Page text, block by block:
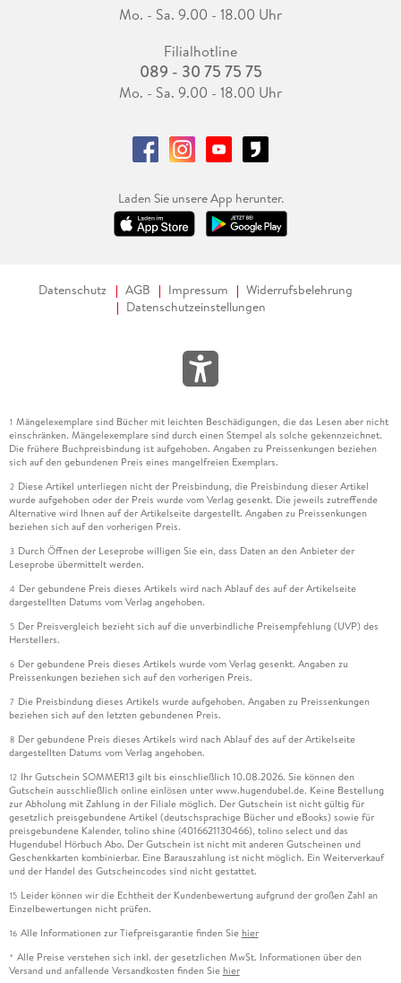
Mo. - Sa. 9.00 - 18.00 Uhr
Filialhotline
089 - 30 75 75 75
Mo. - Sa. 9.00 - 18.00 Uhr
Laden Sie unsere App herunter.
Datenschutz AGB Impressum
Widerrufsbelehrung
Datenschutzeinstellungen
1 Mängelexemplare sind Bücher mit leichten Beschädigungen, die das Lesen aber nicht
einschränken. Mängelexemplare sind durch einen Stempel als solche gekennzeichnet.
Die frühere Buchpreisbindung ist aufgehoben. Angaben zu Preissenkungen beziehen
sich auf den gebundenen Preis eines mangelfreien Exemplars.
2 Diese Artikel unterliegen nicht der Preisbindung, die Preisbindung dieser Artikel
wurde aufgehoben oder der Preis wurde vom Verlag gesenkt. Die jeweils zutreffende
Alternative wird Ihnen auf der Artikelseite dargestellt. Angaben zu Preissenkungen
beziehen sich auf den vorherigen Preis.
3 Durch Öffnen der Leseprobe willigen Sie ein, dass Daten an den Anbieter der
Leseprobe übermittelt werden.
4 Der gebundene Preis dieses Artikels wird nach Ablauf des auf der Artikelseite
dargestellten Datums vom Verlag angehoben.
5 Der Preisvergleich bezieht sich auf die unverbindliche Preisempfehlung (UVP) des
Herstellers.
6 Der gebundene Preis dieses Artikels wurde vom Verlag gesenkt. Angaben zu
Preissenkungen beziehen sich auf den vorherigen Preis.
7 Die Preisbindung dieses Artikels wurde aufgehoben. Angaben zu Preissenkungen
beziehen sich auf den letzten gebundenen Preis.
8 Der gebundene Preis dieses Artikels wird nach Ablauf des auf der Artikelseite
dargestellten Datums vom Verlag angehoben.
12 Ihr Gutschein SOMMER13 gilt bis einschließlich 10.08.2026. Sie können den
Gutschein ausschließlich online einlösen unter www.hugendubel.de. Keine Bestellung
zur Abholung mit Zahlung in der Filiale möglich. Der Gutschein ist nicht gültig für
gesetzlich preisgebundene Artikel (deutschsprachige Bücher und eBooks) sowie für
preisgebundene Kalender, tolino shine (4016621130466), tolino select und das
Hugendubel Hörbuch Abo. Der Gutschein ist nicht mit anderen Gutscheinen und
Geschenkkarten kombinierbar. Eine Barauszahlung ist nicht möglich. Ein Weiterverkauf
und der Handel des Gutscheincodes sind nicht gestattet.
15 Leider können wir die Echtheit der Kundenbewertung aufgrund der großen Zahl an
Einzelbewertungen nicht prüfen.
16 Alle Informationen zur Tiefpreisgarantie finden Sie hier
* Alle Preise verstehen sich inkl. der gesetzlichen MwSt. Informationen über den
Versand und anfallende Versandkosten finden Sie hier